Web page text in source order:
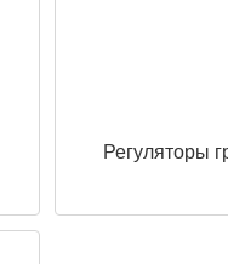
Регуляторы